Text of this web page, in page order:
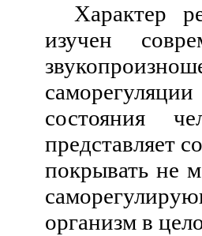
Характер
изучен
состояния
представляет
покрывать не
организм в